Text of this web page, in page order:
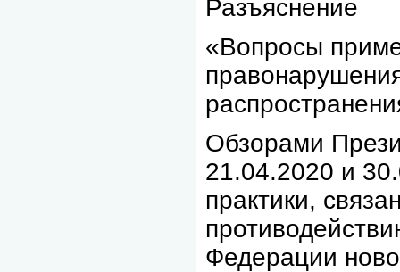
Разъяснение
«Вопросы
Обзорами
21.04.2020 и
практики,
Федерации